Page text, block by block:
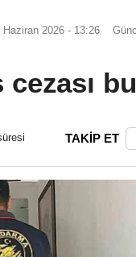
Haziran 2026 - 13:26
cezası
TAKİP ET